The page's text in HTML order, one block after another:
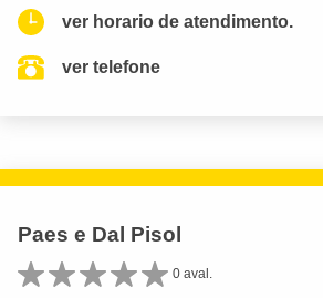
ver horario de atendimento.
ver telefone
Paes e Dal Pisol
0 aval.